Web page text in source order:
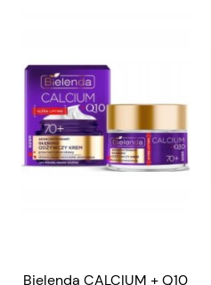
Bielenda CALCIUM + Q10